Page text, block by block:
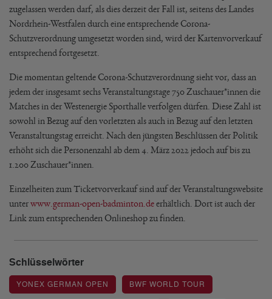
zugelassen werden darf, als dies derzeit der Fall ist, seitens des Landes
Nordrhein-Westfalen durch eine entsprechende Corona-
Schutzverordnung umgesetzt worden sind, wird der Kartenvorverkauf
entsprechend fortgesetzt.
Die momentan geltende Corona-Schutzverordnung sieht vor, dass an
jedem der insgesamt sechs Veranstaltungstage 750 Zuschauer*innen die
Matches in der Westenergie Sporthalle verfolgen dürfen. Diese Zahl ist
sowohl in Bezug auf den vorletzten als auch in Bezug auf den letzten
Veranstaltungstag erreicht. Nach den jüngsten Beschlüssen der Politik
erhöht sich die Personenzahl ab dem 4. März 2022 jedoch auf bis zu
1.200 Zuschauer*innen.
Einzelheiten zum Ticketvorverkauf sind auf der Veranstaltungswebsite
unterwww.german-open-badminton.deerhältlich. Dort ist auch der
Link zum entsprechenden Onlineshop zu finden.
Schlüsselwörter
YONEX GERMAN OPEN BWF WORLD TOUR